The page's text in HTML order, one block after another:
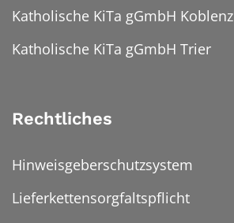
Katholische KiTa gGmbH Koblenz
Katholische KiTa gGmbH Trier
Rechtliches
Hinweisgeberschutzsystem
Lieferkettensorgfaltspflicht